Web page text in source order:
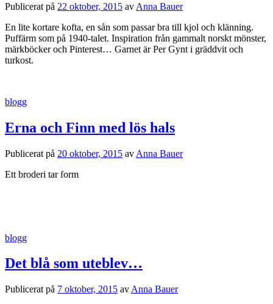
Publicerat på 22 oktober, 2015 av Anna Bauer
En lite kortare kofta, en sån som passar bra till kjol och klänning.
Puffärm som på 1940-talet. Inspiration från gammalt norskt mönster,
märkböcker och Pinterest… Garnet är Per Gynt i gräddvit och
turkost.
blogg
Erna och Finn med lös hals
Publicerat på 20 oktober, 2015 av Anna Bauer
Ett broderi tar form
blogg
Det blå som uteblev…
Publicerat på 7 oktober, 2015 av Anna Bauer